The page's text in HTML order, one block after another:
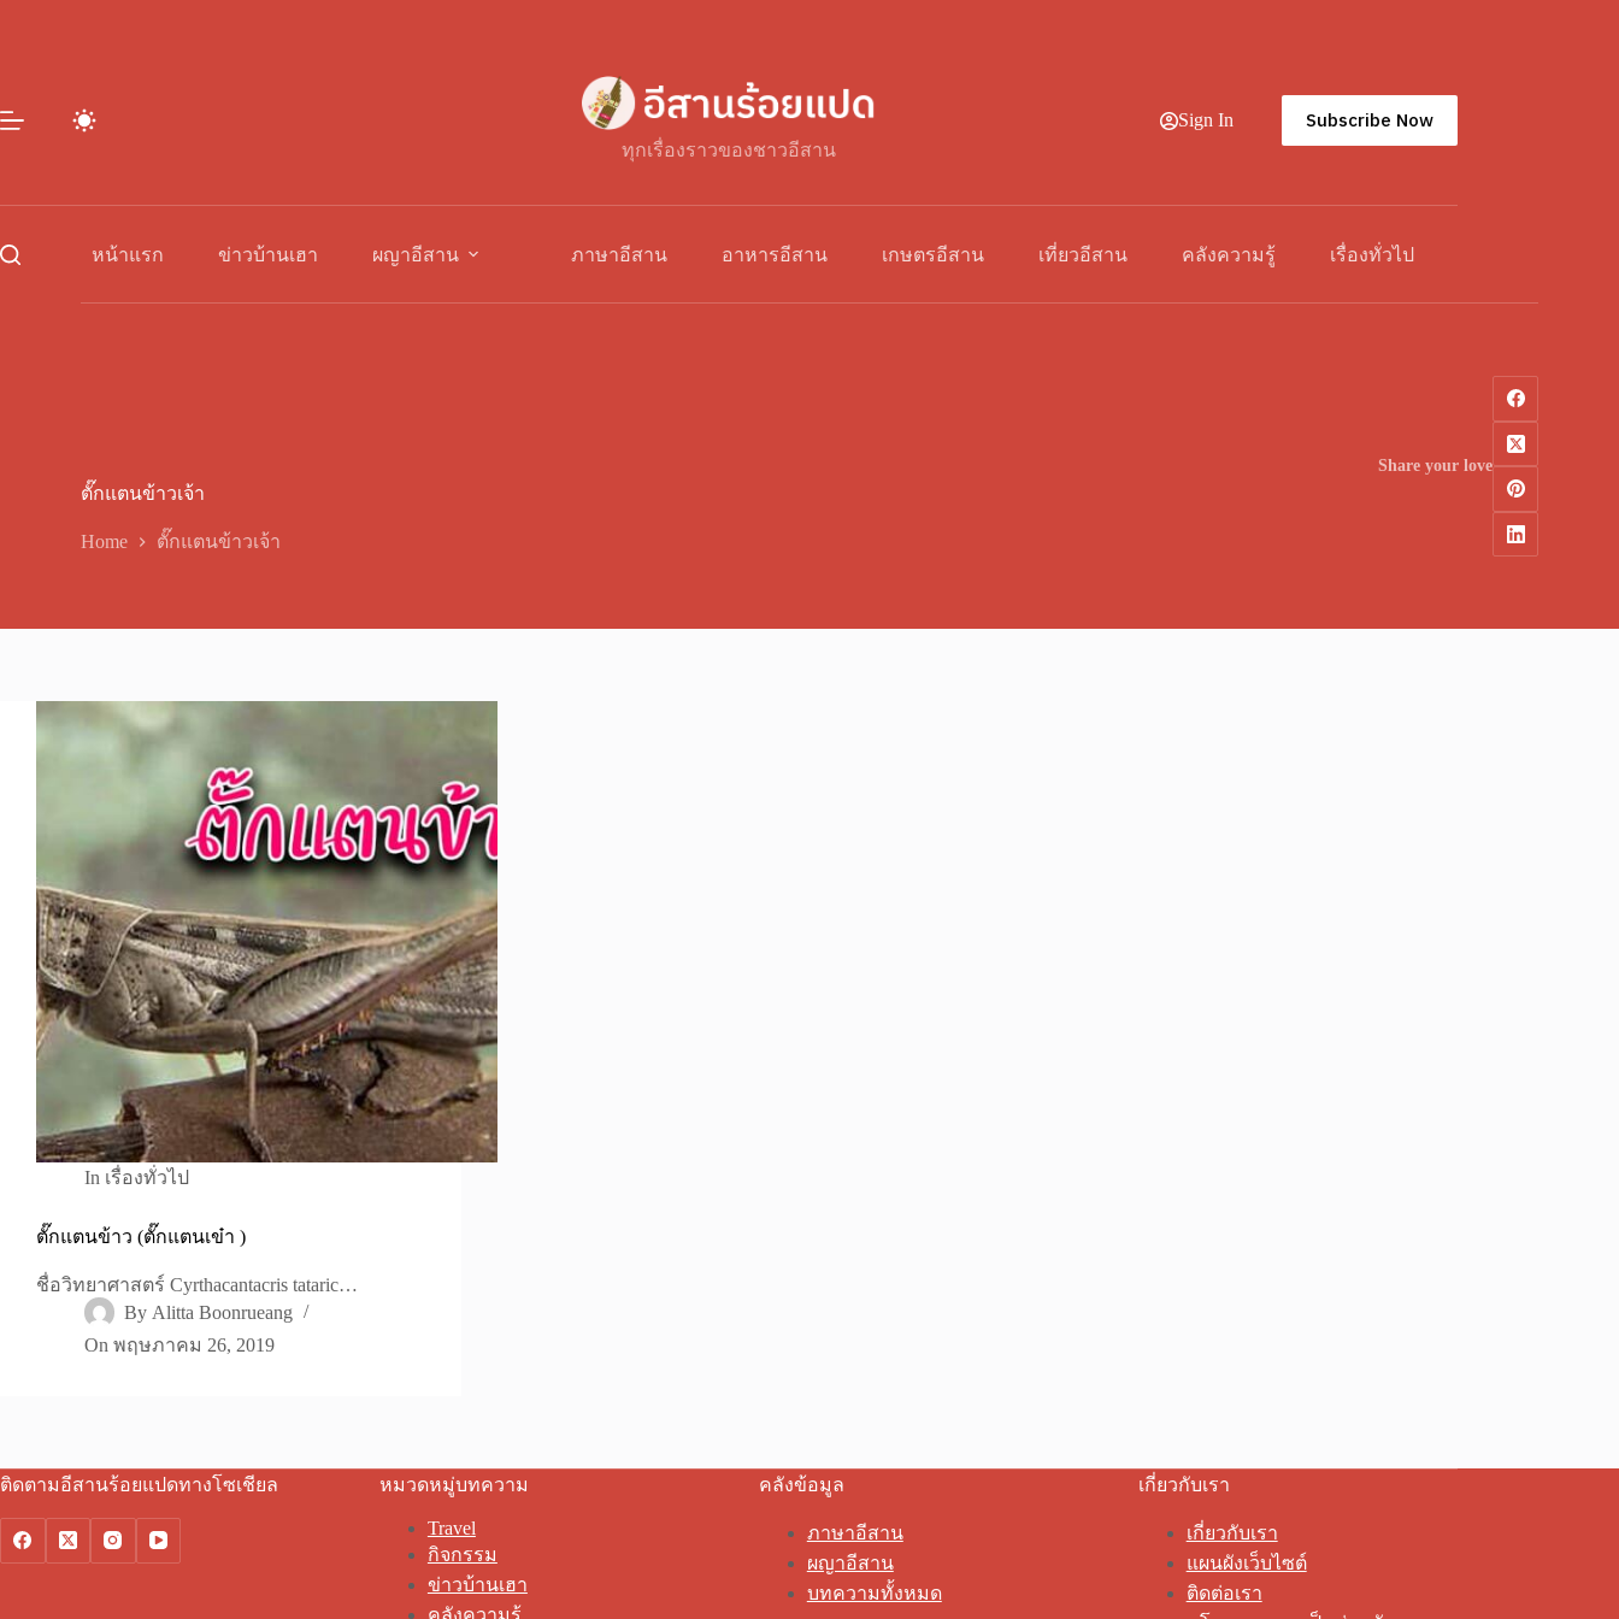
ทุกเรื่องราวของชาวอีสาน
Sign In Subscribe Now
หน้าแรก ข่าวบ้านเฮา ผญาอีสาน ภาษาอีสาน อาหารอีสาน เกษตรอีสาน เที่ยวอีสาน คลังความรู้ เรื่องทั่วไป
ตั๊กแตนข้าวเจ้า
Home ตั๊กแตนข้าวเจ้า
Share your love
In เรื่องทั่วไป
ตั๊กแตนข้าว (ตั๊กแตนเข๋า )
ชื่อวิทยาศาสตร์ Cyrthacantacris tataric…
By Alitta Boonrueang
On พฤษภาคม 26, 2019
ติดตามอีสานร้อยแปดทางโซเชียล หมวดหมู่บทความ
Travel
กิจกรรม
ข่าวบ้านเฮา
คลังข้อมูล
ภาษาอีสาน
ผญาอีสาน
บทความทั้งหมด
เกี่ยวกับเรา
เกี่ยวกับเรา
แผนผังเว็บไซต์
ติดต่อเรา